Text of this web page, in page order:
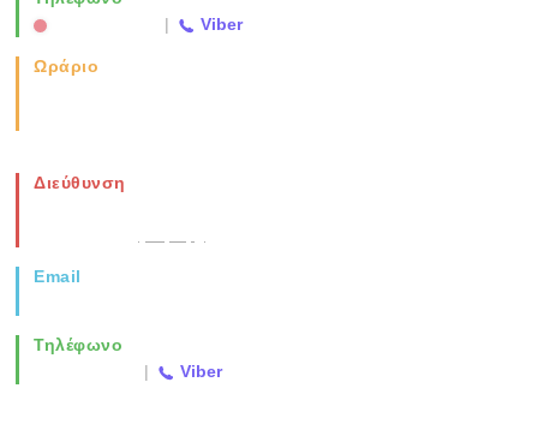
| Viber
Ωράριο
Διεύθυνση
Email
Τηλέφωνο
| Viber